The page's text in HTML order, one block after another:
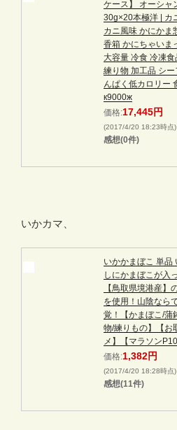
ケース】 オーシャ
30g×20本極洋 | カ
カニ風味 かにかま
香箱 かにちゃいま
大容量 冷食 冷凍食
練り物 加工品 シー
んぱく低カロリー
к9000ж
価格:17,445円
(2017/4/20 18:23時点)
感想(0件)
いかカマ、
いかかまぼこ 単品
しにかまぼこが入
【鳥取県境港産】
を使用！山陰なら
覚！【かまぼこ/蒲
物/練りもの】【お
メ】【マラソンP10
価格:1,382円
(2017/4/20 18:28時点)
感想(11件)